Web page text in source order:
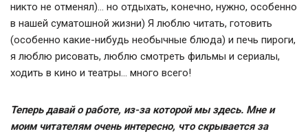
никто не отменял)… но отдыхать, конечно, нужно, особенно
в нашей суматошной жизни) Я люблю читать, готовить
(особенно какие-нибудь необычные блюда) и печь пироги,
я люблю рисовать, люблю смотреть фильмы и сериалы,
ходить в кино и театры… много всего!
Теперь давай о работе, из-за которой мы здесь. Мне и
моим читателям очень интересно, что скрывается за